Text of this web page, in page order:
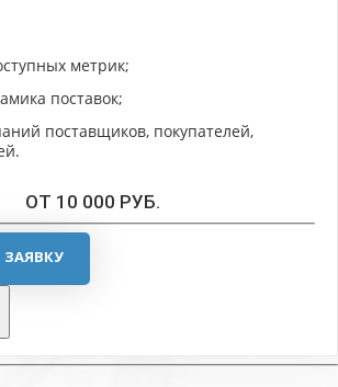
метрик;
поставок;
поставщиков, покупателей,
ОТ 10 000 РУБ.
ЗАЯВКУ